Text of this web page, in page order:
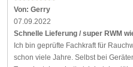
Von: Gerry
07.09.2022
Schnelle Lieferung / super RWM
Ich bin geprüfte Fachkraft für
schon viele Jahre. Selbst bei